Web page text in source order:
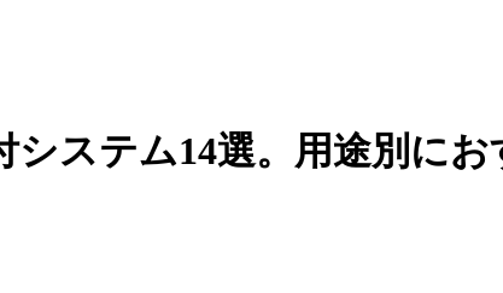
システム14選。用途別に